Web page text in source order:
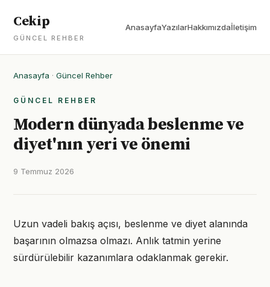
Cekip
GÜNCEL REHBER
AnasayfaYazılarHakkımızdaİletişim
Anasayfa · Güncel Rehber
GÜNCEL REHBER
Modern dünyada beslenme ve
diyet'nın yeri ve önemi
9 Temmuz 2026
Uzun vadeli bakış açısı, beslenme ve diyet alanında
başarının olmazsa olmazı. Anlık tatmin yerine
sürdürülebilir kazanımlara odaklanmak gerekir.